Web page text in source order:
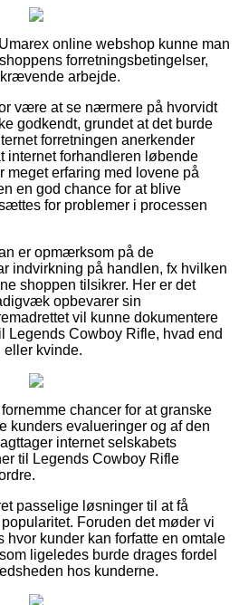
online webshop kunne man
forretningsbetingelser,
arbejde.
være at se nærmere på hvorvidt
godkendt, grundet at det burde
forretningen anerkender
internet forhandleren løbende
meget erfaring med lovene på
en god chance for at blive
for problemer i processen
er opmærksom på de
indvirkning på handlen, fx hvilken
shoppen tilsikrer. Her er det
opbevarer sin
vil kunne dokumentere
Legends Cowboy Rifle, hvad end
eller kvinde.
chancer for at granske
kunders evalueringer og af den
internet selskabets
til Legends Cowboy Rifle
passelige løsninger til at få
Foruden det møder vi
hvor kunder kan forfatte en omtale
ligeledes burde drages fordel
hos kunderne.